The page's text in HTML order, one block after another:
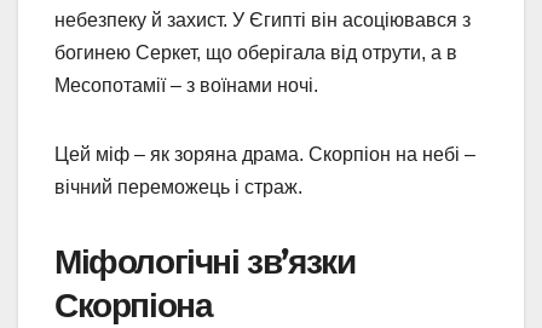
небезпеку й захист. У Єгипті він асоціювався з
богинею Серкет, що оберігала від отрути, а в
Месопотамії – з воїнами ночі.
Цей міф – як зоряна драма. Скорпіон на небі –
вічний переможець і страж.
Міфологічні зв’язки
Скорпіона